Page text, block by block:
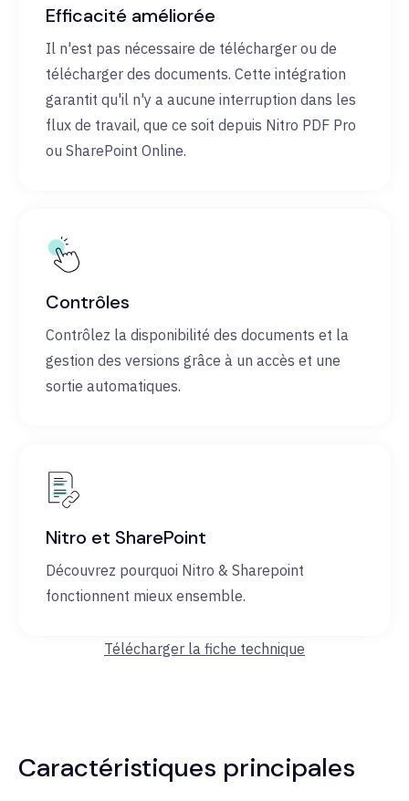
Efficacité améliorée
Il n'est pas nécessaire de télécharger ou de
télécharger des documents. Cette intégration
garantit qu'il n'y a aucune interruption dans les
flux de travail, que ce soit depuis Nitro PDF Pro
ou SharePoint Online.
Contrôles
Contrôlez la disponibilité des documents et la
gestion des versions grâce à un accès et une
sortie automatiques.
Nitro et SharePoint
Découvrez pourquoi Nitro & Sharepoint
fonctionnent mieux ensemble.
Télécharger la fiche technique
Caractéristiques principales